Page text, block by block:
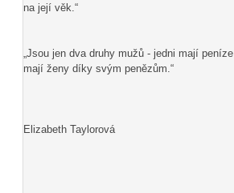
na její věk.“
„Jsou jen dva druhy mužů - jedni mají
mají ženy díky svým penězům.“
Elizabeth Taylorová